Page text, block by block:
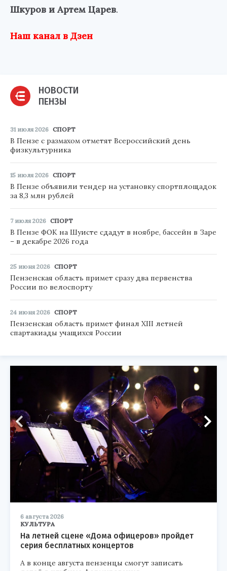
Шкуров и Артем Царев.
Наш канал в Дзен
НОВОСТИ
ПЕНЗЫ
31 июля 2026 СПОРТ
В Пензе с размахом отметят Всероссийский день
физкультурника
15 июля 2026 СПОРТ
В Пензе объявили тендер на установку спортплощадок
за 8,3 млн рублей
7 июля 2026 СПОРТ
В Пензе ФОК на Шуисте сдадут в ноябре, бассейн в Заре
– в декабре 2026 года
25 июня 2026 СПОРТ
Пензенская область примет сразу два первенства
России по велоспорту
24 июня 2026 СПОРТ
Пензенская область примет финал XIII летней
спартакиады учащихся России
6 августа 2026
КУЛЬТУРА
На летней сцене «Дома офицеров» пройдет
серия бесплатных концертов
А в конце августа пензенцы смогут записать